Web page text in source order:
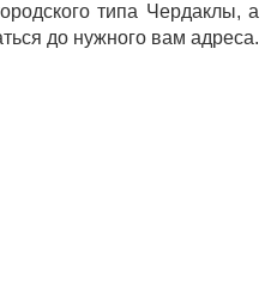
типа Чердаклы, а
до нужного вам адреса.